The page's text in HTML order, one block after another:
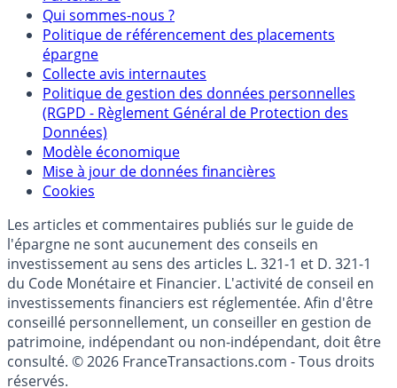
Mentions légales et Conditions d’utilisation
Partenaires
Qui sommes-nous ?
Politique de référencement des placements
épargne
Collecte avis internautes
Politique de gestion des données personnelles
(RGPD - Règlement Général de Protection des
Données)
Modèle économique
Cookies
Les articles et commentaires publiés sur le guide de
l'épargne ne sont aucunement des conseils en
investissement au sens des articles L. 321-1 et D. 321-1
du Code Monétaire et Financier. L'activité de conseil en
investissements financiers est réglementée. Afin d'être
conseillé personnellement, un conseiller en gestion de
patrimoine, indépendant ou non-indépendant, doit être